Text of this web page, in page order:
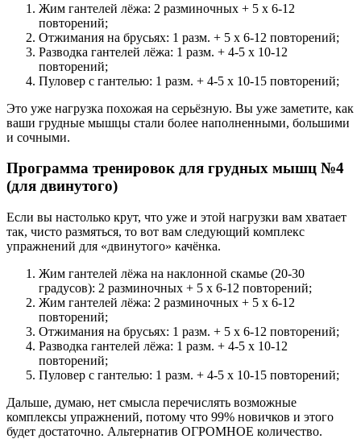
Жим гантелей лёжа: 2 разминочных + 5 х 6-12
повторений;
Отжимания на брусьях: 1 разм. + 5 х 6-12 повторений;
Разводка гантелей лёжа: 1 разм. + 4-5 х 10-12
повторений;
Пуловер с гантелью: 1 разм. + 4-5 х 10-15 повторений;
Это уже нагрузка похожая на серьёзную. Вы уже заметите, как
ваши грудные мышцы стали более наполненными, большими
и сочными.
Программа тренировок для грудных мышц №4
(для двинутого)
Если вы настолько крут, что уже и этой нагрузки вам хватает
так, чисто размяться, то вот вам следующий комплекс
упражнений для «двинутого» качёнка.
Жим гантелей лёжа на наклонной скамье (20-30
градусов): 2 разминочных + 5 х 6-12 повторений;
Жим гантелей лёжа: 2 разминочных + 5 х 6-12
повторений;
Отжимания на брусьях: 1 разм. + 5 х 6-12 повторений;
Разводка гантелей лёжа: 1 разм. + 4-5 х 10-12
повторений;
Пуловер с гантелью: 1 разм. + 4-5 х 10-15 повторений;
Дальше, думаю, нет смысла перечислять возможные
комплексы упражнений, потому что 99% новичков и этого
будет достаточно. Альтернатив ОГРОМНОЕ количество.